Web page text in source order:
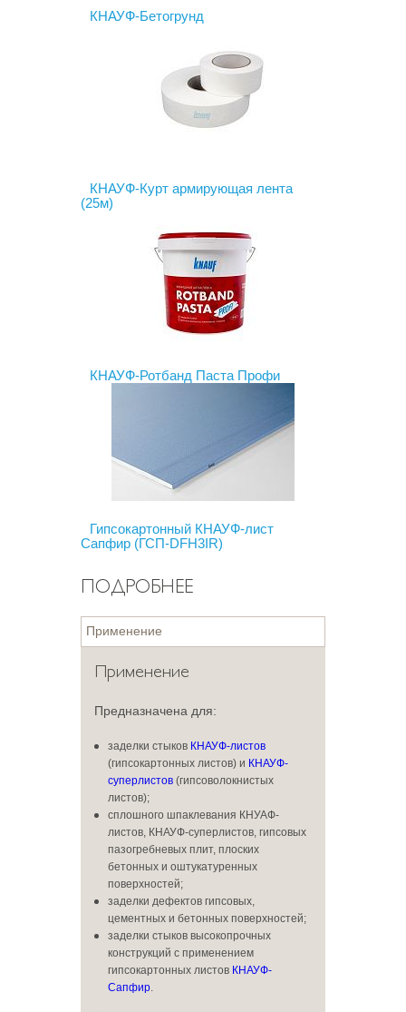
КНАУФ-Бетогрунд
КНАУФ-Курт армирующая лента
(25м)
КНАУФ-Ротбанд Паста Профи
Гипсокартонный КНАУФ-лист
Сапфир (ГСП-DFH3IR)
ПОДРОБНЕЕ
Применение
Применение
Предназначена для:
заделки стыков КНАУФ-листов
(гипсокартонных листов) и КНАУФ-
суперлистов (гипсоволокнистых
листов);
сплошного шпаклевания КНУАФ-
листов, КНАУФ-суперлистов, гипсовых
пазогребневых плит, плоских
бетонных и оштукатуренных
поверхностей;
заделки дефектов гипсовых,
цементных и бетонных поверхностей;
заделки стыков высокопрочных
конструкций с применением
гипсокартонных листов КНАУФ-
Сапфир.